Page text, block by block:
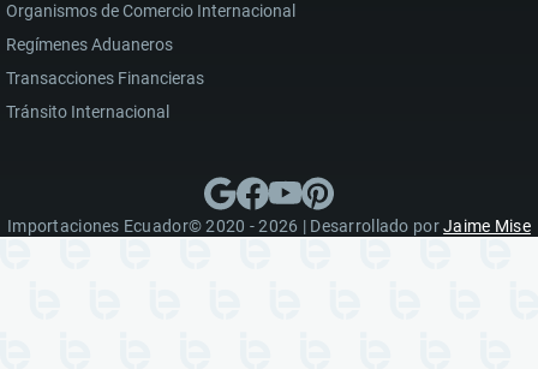
Organismos de Comercio Internacional
Regímenes Aduaneros
Transacciones Financieras
Tránsito Internacional
Importaciones Ecuador© 2020 - 2026 | Desarrollado porJaime Mise